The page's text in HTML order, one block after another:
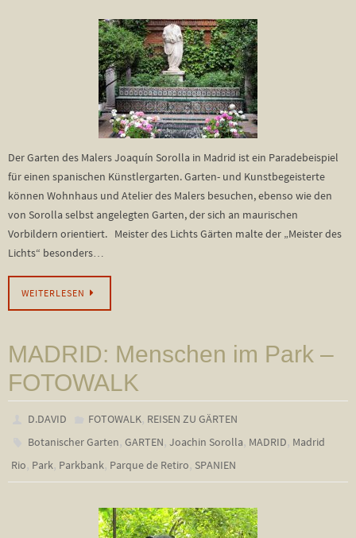
Der Garten des Malers Joaquín Sorolla in Madrid ist ein Paradebeispiel
für einen spanischen Künstlergarten. Garten- und Kunstbegeisterte
können Wohnhaus und Atelier des Malers besuchen, ebenso wie den
von Sorolla selbst angelegten Garten, der sich an maurischen
Vorbildern orientiert. Meister des Lichts Gärten malte der „Meister des
Lichts“ besonders…
WEITERLESEN
MADRID: Menschen im Park –
FOTOWALK
D.DAVID FOTOWALK, REISEN ZU GÄRTEN
Botanischer Garten,GARTEN,Joachin Sorolla, MADRID, Madrid
Rio, Park, Parkbank, Parque de Retiro, SPANIEN